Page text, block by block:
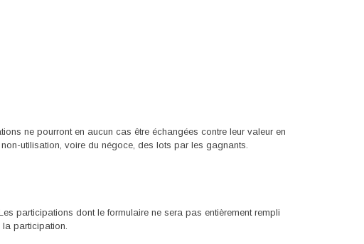
ne pourront en aucun cas être échangées contre leur valeur en
utilisation, voire du négoce, des lots par les gagnants.
participations dont le formulaire ne sera pas entièrement rempli
la participation.